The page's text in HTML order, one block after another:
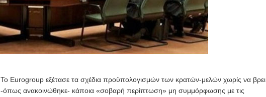
Το Eurogroup εξέτασε τα σχέδια προϋπολογισμών των κρατών-μελών χωρίς να βρει
-όπως ανακοινώθηκε- κάποια «σοβαρή περίπτωση» μη συμμόρφωσης με τις